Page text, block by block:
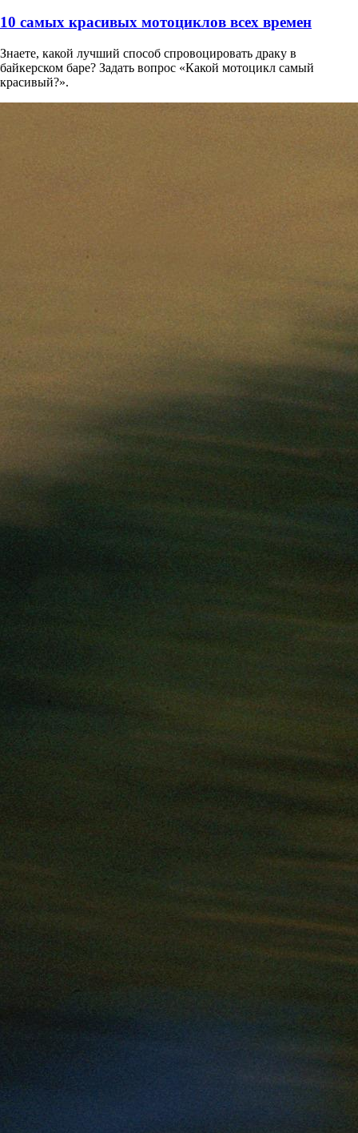
10 самых красивых мотоциклов всех времен
Знаете, какой лучший способ спровоцировать драку в
байкерском баре? Задать вопрос «Какой мотоцикл самый
красивый?».